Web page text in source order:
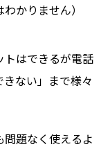
かりません）
トはできるが電話
ない」まで様々
題なく使えるよ